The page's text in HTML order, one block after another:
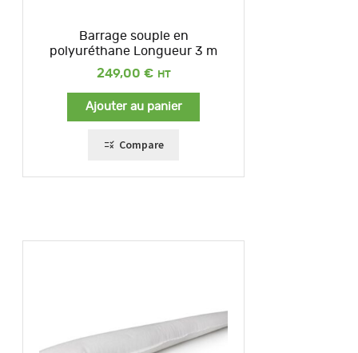
Barrage souple en
polyuréthane Longueur 3 m
249,00 €
Ajouter au panier
Compare